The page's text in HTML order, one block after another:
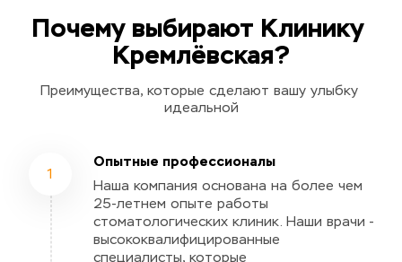
Почему выбирают Клинику
Кремлёвская?
Преимущества, которые сделают вашу улыбку
идеальной
1
Опытные профессионалы
Наша компания основана на более чем
25-летнем опыте работы
стоматологических клиник. Наши врачи -
высококвалифицированные
специалисты, которые